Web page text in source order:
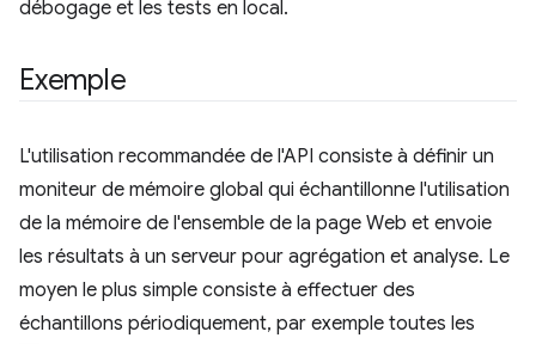
débogage et les tests en local.
Exemple
L'utilisation recommandée de l'API consiste à définir un
moniteur de mémoire global qui échantillonne l'utilisation
de la mémoire de l'ensemble de la page Web et envoie
les résultats à un serveur pour agrégation et analyse. Le
moyen le plus simple consiste à effectuer des
échantillons périodiquement, par exemple toutes les